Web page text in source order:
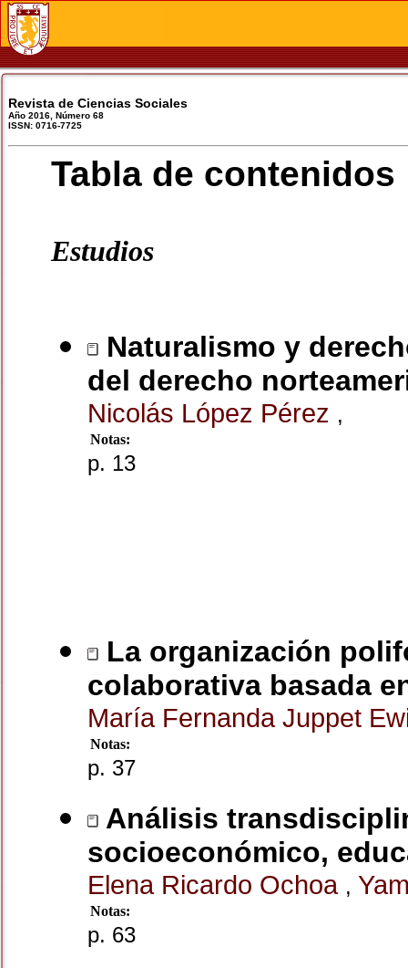
Revista de Ciencias Sociales
Año 2016, Número 68
ISSN: 0716-7725
Tabla de contenidos
Estudios
Naturalismo y
del derecho
Nicolás López Pérez ,
Notas:
p. 13
La organización
colaborativa basada
María Fernanda Juppet
Notas:
p. 37
Análisis
socioeconómico,
Elena Ricardo Ochoa ,
Notas:
p. 63